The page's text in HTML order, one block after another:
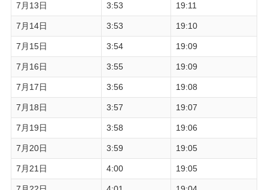
7月13日 3:53 19:11
7月14日 3:53 19:10
7月15日 3:54 19:09
7月16日 3:55 19:09
7月17日 3:56 19:08
7月18日 3:57 19:07
7月19日 3:58 19:06
7月20日 3:59 19:05
7月21日 4:00 19:05